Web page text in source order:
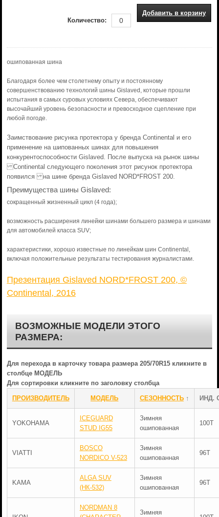
Добавить в корзину
Количество:
ошипованная шина
Благодаря более чем столетнему опыту и постоянному
совершенствованию технологий шины Gislaved, которые прошли
испытания в самых суровых условиях Севера, обеспечивают
высочайший уровень безопасности и превосходное сцепление при
любой погоде.
Заимствование рисунка протектора у бренда Continental и его
применение на шипованных шинах для повышения
конкурентоспособности Gislaved. После выпуска на рынок шины
Continental следующего поколения этот рисунок протектора
появился на шине бренда Gislaved NORD*FROST 200.
Преимущества шины Gislaved:
сокращенный жизненный цикл (4 года);
возможность расширения линейки шинами большего размера и шинами
для автомобилей класса SUV;
характеристики, хорошо известные по линейкам шин Continental,
включая положительные результаты тестирования журналистами.
Презентация Gislaved NORD*FROST 200, ©
Continental, 2016
ВОЗМОЖНЫЕ МОДЕЛИ ЭТОГО
РАЗМЕРА:
Для перехода в карточку товара размера 205/70R15 кликните в
столбце МОДЕЛЬ
Для сортировки кликните по заголовку столбца
ПРОИЗВОДИТЕЛЬ МОДЕЛЬ СЕЗОННОСТЬ↑ ИНД.
YOKOHAMA
ICEGUARD
STUD IG55
Зимняя
ошипованная
100T
VIATTI
BOSCO
NORDICO V-523
Зимняя
ошипованная
96T
KAMA
ALGA SUV
(НК-532)
Зимняя
ошипованная
96T
NORDMAN 8
Зимняя